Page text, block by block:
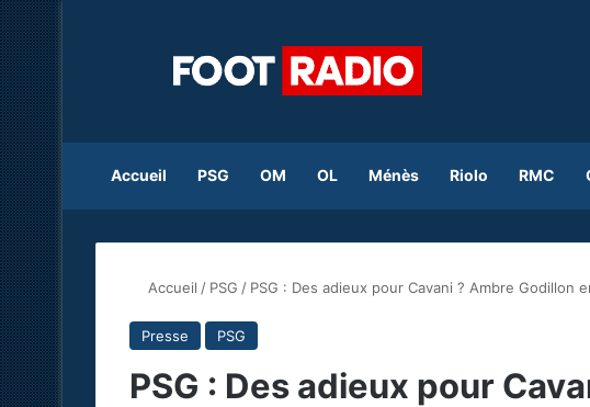
Accueil PSG OM OL Ménès Riolo RMC
Accueil / PSG / PSG : Des adieux pour Cavani ? Ambre Godillon
Presse PSG
PSG : Des adieux pour